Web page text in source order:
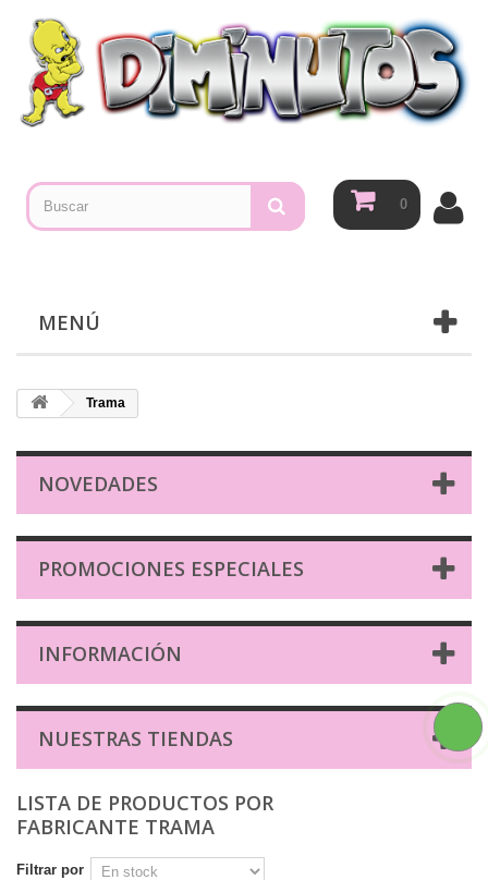
0
MENÚ
Trama
NOVEDADES
PROMOCIONES ESPECIALES
INFORMACIÓN
NUESTRAS TIENDAS
LISTA DE PRODUCTOS POR
FABRICANTE TRAMA
Filtrar por